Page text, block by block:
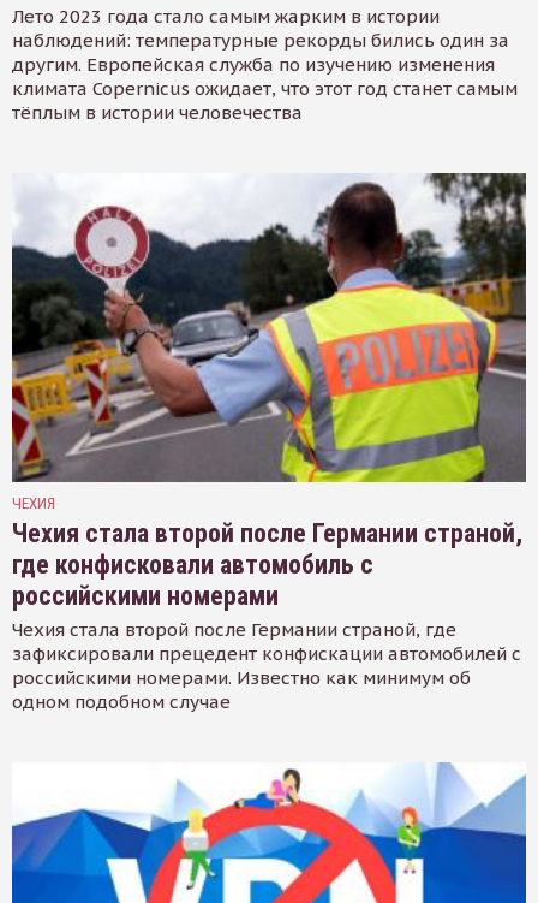
Лето 2023 года стало самым жарким в истории
наблюдений: температурные рекорды бились один за
другим. Европейская служба по изучению изменения
климата Copernicus ожидает, что этот год станет самым
тёплым в истории человечества
ЧЕХИЯ
Чехия стала второй после Германии страной,
где конфисковали автомобиль с
российскими номерами
Чехия стала второй после Германии страной, где
зафиксировали прецедент конфискации автомобилей с
российскими номерами. Известно как минимум об
одном подобном случае